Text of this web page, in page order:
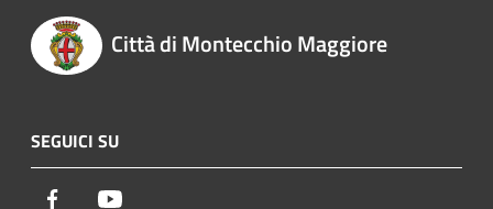
Città di Montecchio Maggiore
SEGUICI SU
Facebook